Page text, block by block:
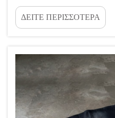
streetwear. Αν και οι
τελικής επεξεργασίας
εμπορική επισήμανση
επιρρεπή επηρεαζόμενα,
ΔΕΙΤΕ ΠΕΡΙΣΣΟΤΕΡΑ